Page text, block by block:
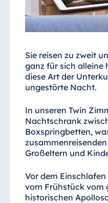
Sie reisen zu zweit
ganz für sich alleine
diese Art der
ungestörte Nacht.
In unseren Twin
Nachtschrank
Boxspringbetten,
Großeltern und
Vor dem
vom Frühstück vom
historischen